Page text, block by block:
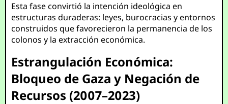
Esta fase convirtió la intención ideológica en
estructuras duraderas: leyes, burocracias y entornos
construidos que favorecieron la permanencia de los
colonos y la extracción económica.
Estrangulación Económica:
Bloqueo de Gaza y Negación de
Recursos (2007–2023)